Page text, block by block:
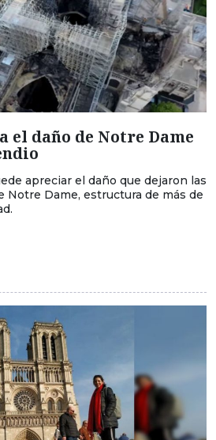
el daño de Notre Dame
apreciar el daño que dejaron las
Notre Dame, estructura de más de